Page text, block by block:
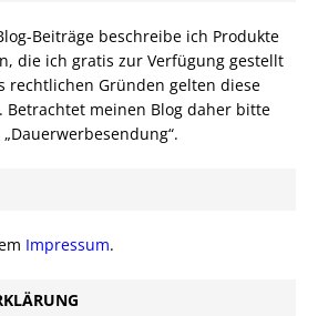
Beiträge beschreibe ich Produkte
die ich gratis zur Verfügung gestellt
rechtlichen Gründen gelten diese
Betrachtet meinen Blog daher bitte
Impressum.